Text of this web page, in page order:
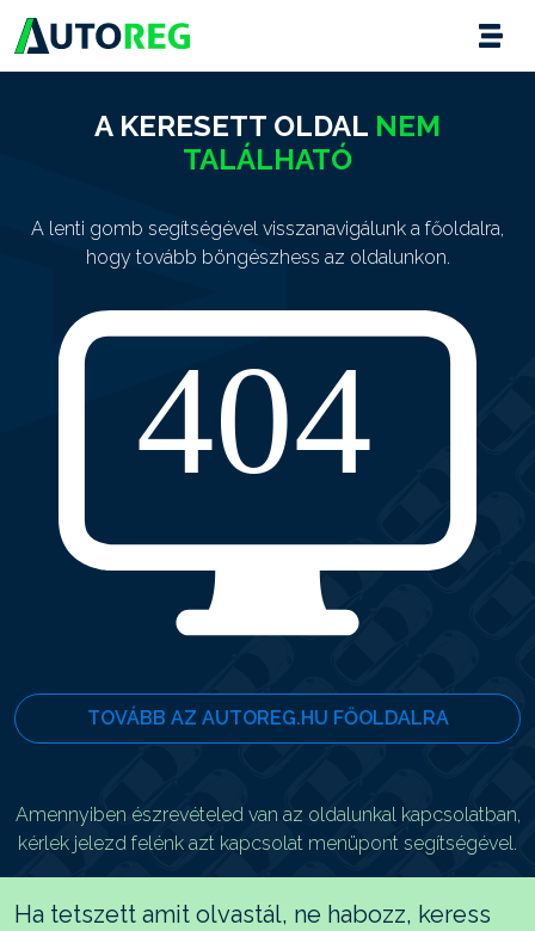
A KERESETT OLDAL NEM
TALÁLHATÓ
A lenti gomb segítségével visszanavigálunk a főoldalra,
hogy tovább böngészhess az oldalunkon.
TOVÁBB AZ AUTOREG.HU FŐOLDALRA
Amennyiben észrevételed van az oldalunkal kapcsolatban,
kérlek jelezd felénk azt kapcsolat menüpont segítségével.
Ha tetszett amit olvastál, ne habozz, keress